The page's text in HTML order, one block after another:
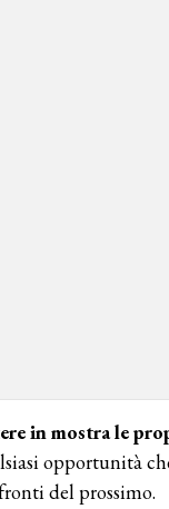
in mostra le
opportunità
del prossimo.